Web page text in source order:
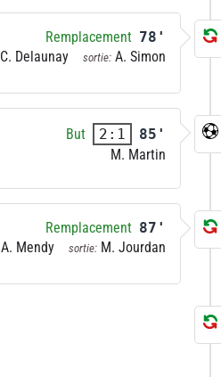
Remplacement 78'
C. Delaunay sortie: A. Simon
But 2:1
85'
M. Martin
Remplacement 87'
A. Mendy sortie: M. Jourdan